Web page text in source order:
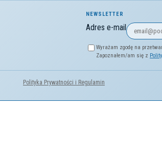
NEWSLETTER
Adres e-mail
Wyrażam zgodę na
Zapoznałem/am się z
Polityka Prywatności i Regulamin